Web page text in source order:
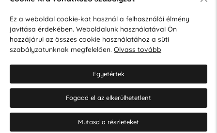
Hozzájárulok a személyes adatok marketing célú kezeléséhez.
Személyes adatok védelmére vonatkozó szabályzat.
Ez a weboldal cookie-kat használ a felhasználói élmény
javítása érdekében. Weboldalunk használatával Ön
hozzájárul az összes cookie használatához a süti
szabályzatunknak megfelelően. Olvass tovább
Egyetértek
Fogadd el az elkerülhetetlent
Mutasd a részleteket